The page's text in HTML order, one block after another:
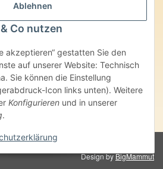
Ablehnen
Co nutzen
akzeptieren“ gestatten Sie den
auf unserer Website: Technisch
Sie können die Einstellung
Icon links unten). Weitere
Konfigurieren und in unserer
.
zugeordnet. Wir weisen
dass alle gemachten Aussagen bzgl.
seelisch-mental-geistig) einzelner
weder medizinisch anerkannt oder
sind. Die gemachten Angaben
Überlieferungen und langjähriger
ersetzen nie den Besuch beim Arzt
auch kein Medikamentenersatz. Auch
ärztlichen Sinne keine Diagnose- oder
Design byBigMammut